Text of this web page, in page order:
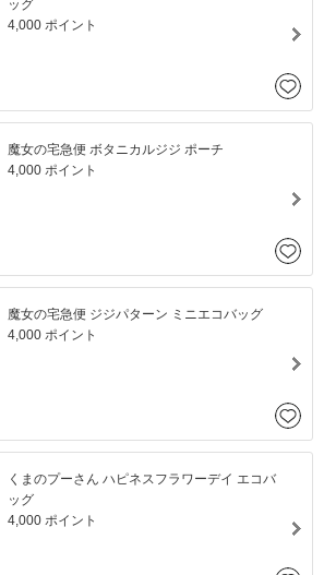
ッグ
4,000 ポイント
魔女の宅急便 ボタニカルジジ ポーチ
4,000 ポイント
魔女の宅急便 ジジパターン ミニエコバッグ
4,000 ポイント
くまのプーさん ハピネスフラワーデイ エコバ
ッグ
4,000 ポイント